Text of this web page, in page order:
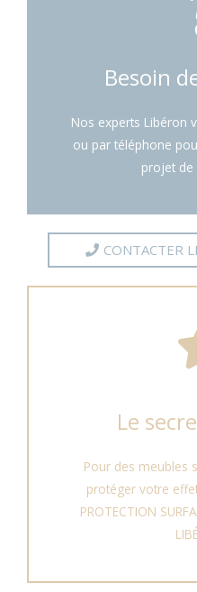
Besoin
Nos experts Libéron
ou par téléphone
projet de
CONTACTER
Le
Pour des meubles
protéger votre
PROTECTION